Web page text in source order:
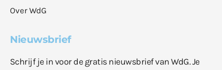
Over WdG
Nieuwsbrief
Schrijf je in voor de gratis nieuwsbrief van WdG. Je